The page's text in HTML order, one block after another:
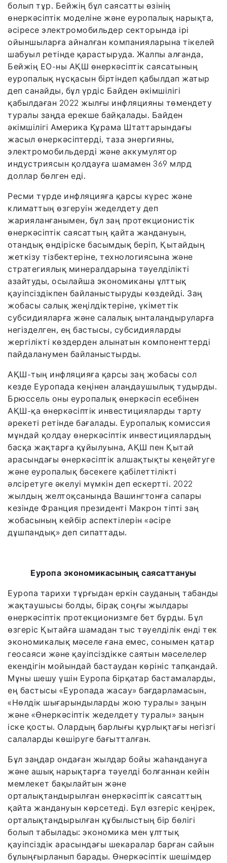
болып тұр. Бейжің бұл саясатты өзінің
өнеркәсіптік моделіне және еуропалық нарықта,
әсіресе электромобильдер секторында ірі
ойыншыларға айналған компанияларына тікелей
шабуыл ретінде қарастыруда. Жалпы алғанда,
Бейжің ЕО-ны АҚШ өнеркәсіптік саясатының
еуропалық нұсқасын біртіндеп қабылдап жатыр
деп санайды, бұл үрдіс Байден әкімшілігі
қабылдаған 2022 жылғы инфляцияны төмендету
туралы заңда ерекше байқалады. Байден
әкімшілігі Америка Құрама Штаттарындағы
жасыл өнеркәсіптерді, таза энергияны,
электромобильдерді және аккумулятор
индустриясын қолдауға шамамен 369 млрд
доллар бөлген еді.
Ресми түрде инфляцияға қарсы күрес және
климаттың өзгеруін жеделдету деп
жарияланғанымен, бұл заң протекционистік
өнеркәсіптік саясаттың қайта жандануын,
отандық өндіріске басымдық беріп, Қытайдың
жеткізу тізбектеріне, технологиясына және
стратегиялық минералдарына тәуелділікті
азайтуды, осылайша экономиканы ұлттық
қауіпсіздікпен байланыстыруды көздейді. Заң
жобасы салық жеңілдіктеріне, үкіметтік
субсидияларға және салалық ынталандыруларға
негізделген, ең бастысы, субсидияларды
жергілікті көздерден алынатын компоненттерді
пайдаланумен байланыстырды.
АҚШ-тың инфляцияға қарсы заң жобасы сол
кезде Еуропада кеңінен алаңдаушылық тудырды.
Брюссель оны еуропалық өнеркәсіп есебінен
АҚШ-қа өнеркәсіптік инвестицияларды тарту
әрекеті ретінде бағалады. Еуропалық комиссия
мұндай қолдау өнеркәсіптік инвестициялардың
басқа жақтарға құйылуына, АҚШ пен Қытай
арасындағы өнеркәсіптік алшақтықты кеңейтуге
және еуропалық бәсекеге қабілеттілікті
әлсіретуге әкелуі мүмкін деп ескертті. 2022
жылдың желтоқсанында Вашингтонға сапары
кезінде Франция президенті Макрон тіпті заң
жобасының кейбір аспектілерін «әсіре
дұшпандық» деп сипаттады.
Еуропа экономикасының саясаттануы
Еуропа тарихи тұрғыдан еркін сауданың табанды
жақтаушысы болды, бірақ соңғы жылдары
өнеркәсіптік протекционизмге бет бұрды. Бұл
өзгеріс Қытайға шамадан тыс тәуелділік енді тек
экономикалық мәселе ғана емес, сонымен қатар
геосаяси және қауіпсіздікке саятын мәселелер
екендігін мойындай бастаудан көрініс тапқандай.
Мұны шешу үшін Еуропа бірқатар бастамаларды,
ең бастысы «Еуропада жасау» бағдарламасын,
«Нөлдік шығарындыларды жою туралы» заңын
және «Өнеркәсіптік жеделдету туралы» заңын
іске қосты. Олардың барлығы құрлықтағы негізгі
салаларды көшіруге бағытталған.
Бұл заңдар ондаған жылдар бойы жаһандануға
және ашық нарықтарға тәуелді болғаннан кейін
мемлекет бақылайтын және
орталықтандырылған өнеркәсіптік саясаттың
қайта жандануын көрсетеді. Бұл өзгеріс кеңірек,
орталықтандырылған құбылыстың бір бөлігі
болып табылады: экономика мен ұлттық
қауіпсіздік арасындағы шекаралар барған сайын
бұлыңғырланып барады. Өнеркәсіптік шешімдер